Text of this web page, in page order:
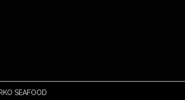
SEAFOOD